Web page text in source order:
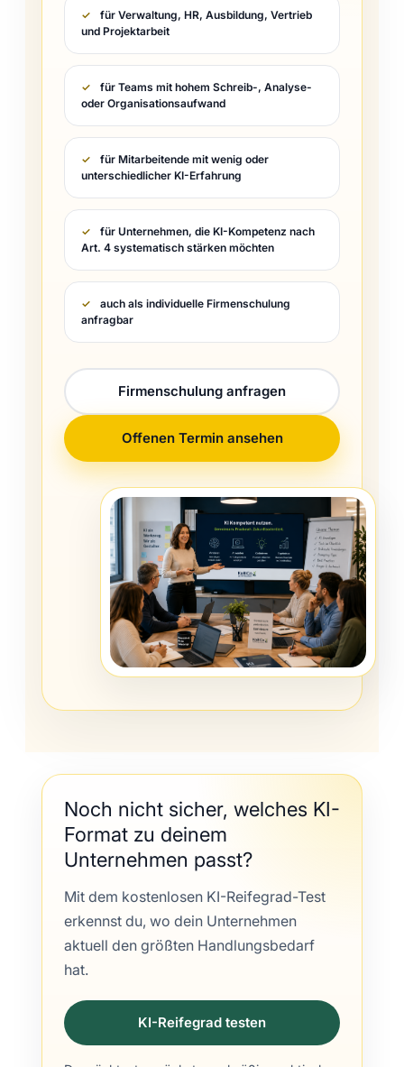
für Verwaltung, HR, Ausbildung, Vertrieb
und Projektarbeit
für Teams mit hohem Schreib-, Analyse-
oder Organisationsaufwand
für Mitarbeitende mit wenig oder
unterschiedlicher KI-Erfahrung
für Unternehmen, die KI-Kompetenz nach
Art. 4 systematisch stärken möchten
auch als individuelle Firmenschulung
anfragbar
Firmenschulung anfragen
Offenen Termin ansehen
Noch nicht sicher, welches KI-
Format zu deinem
Unternehmen passt?
Mit dem kostenlosen KI-Reifegrad-Test
erkennst du, wo dein Unternehmen
aktuell den größten Handlungsbedarf
hat.
KI-Reifegrad testen